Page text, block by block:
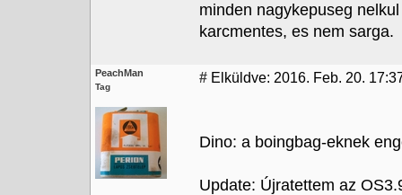
minden nagykepuseg
karcmentes, es nem sarga.
PeachMan
Tag
# Elküldve: 2016. Feb. 20.
Dino: a boingbag-eknek
Update: Újratettem az